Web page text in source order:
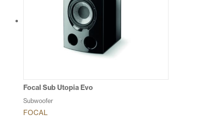
Focal Sub Utopia Evo
Subwoofer
FOCAL